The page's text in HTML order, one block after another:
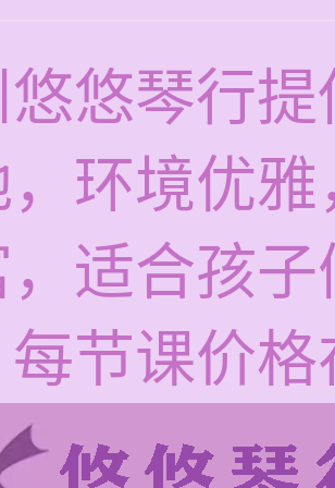
悠琴行
环境优
，适合孩
节课价